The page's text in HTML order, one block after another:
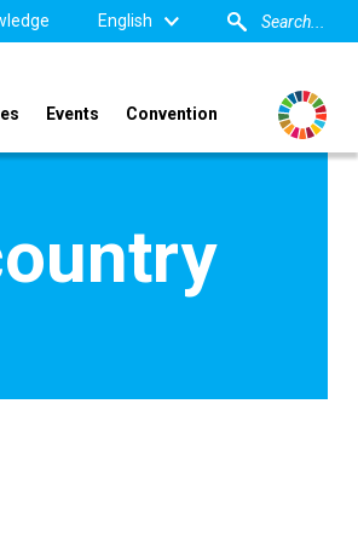
English
Events Convention